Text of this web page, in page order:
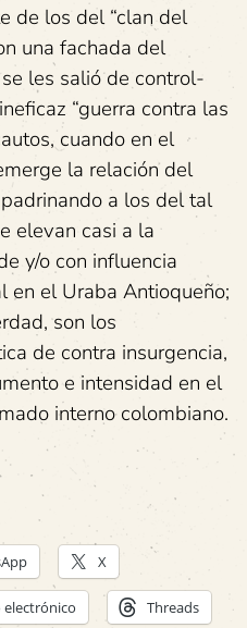
de los del “clan del
una fachada del
les salió de control-
“guerra contra las
cuando en el
la relación del
a los del tal
elevan casi a la
y/o con influencia
en el Uraba Antioqueño;
son los
de contra insurgencia,
e intensidad en el
interno colombiano.
X
electrónico Threads